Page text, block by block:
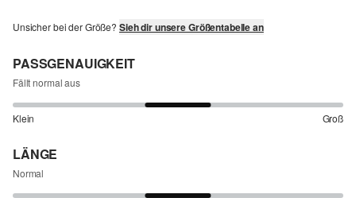
Unsicher bei der Größe? Sieh dir unsere Größentabelle an
PASSGENAUIGKEIT
Fällt normal aus
Klein Groß
LÄNGE
Normal